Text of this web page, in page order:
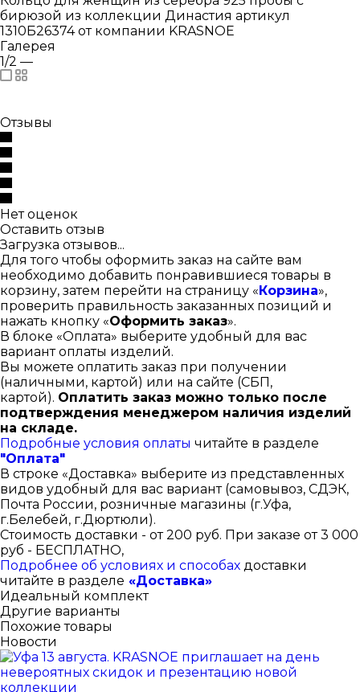
бирюзой из коллекции Династия артикул
1310Б26374 от компании KRASNOE
Галерея
1/2 —
Отзывы
Нет оценок
Оставить отзыв
Загрузка отзывов...
Для того чтобы оформить заказ на сайте вам
необходимо добавить понравившиеся товары в
корзину, затем перейти на страницу «Корзина»,
проверить правильность заказанных позиций и
нажать кнопку «Оформить заказ».
В блоке «Оплата» выберите удобный для вас
вариант оплаты изделий.
Вы можете оплатить заказ при получении
(наличными, картой) или на сайте (СБП,
картой). Оплатить заказ можно только после
подтверждения менеджером наличия изделий
на складе.
Подробные условия оплаты читайте в разделе
"Оплата"
В строке «Доставка» выберите из представленных
видов удобный для вас вариант (самовывоз, СДЭК,
Почта России, розничные магазины (г.Уфа,
г.Белебей, г.Дюртюли).
Стоимость доставки - от 200 руб. При заказе от 3 000
руб - БЕСПЛАТНО,
Подробнее об условиях и способах доставки
читайте в разделе «Доставка»
Идеальный комплект
Другие варианты
Похожие товары
Новости